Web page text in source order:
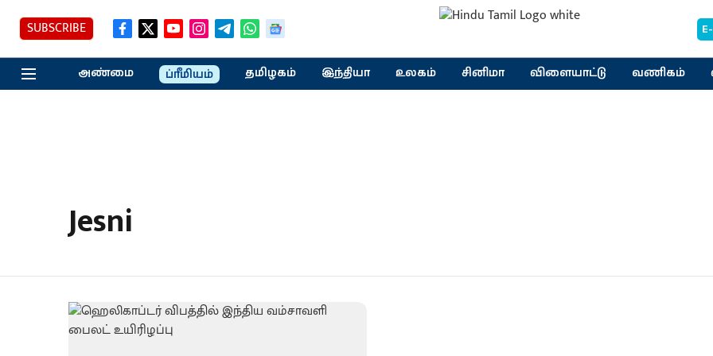
SUBSCRIBE
அண்மை ப்ரீமியம் தமிழகம் இந்தியா உலகம் சினிமா விளையாட்டு வணிகம்
Jesni